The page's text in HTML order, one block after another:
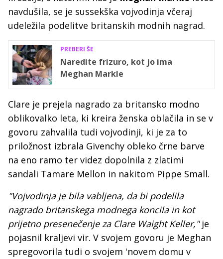
navdušila, se je sussekška vojvodinja včeraj
udeležila podelitve britanskih modnih nagrad.
PREBERI ŠE
Naredite frizuro, kot jo ima
Meghan Markle
Clare je prejela nagrado za britansko modno
oblikovalko leta, ki kreira ženska oblačila in se v
govoru zahvalila tudi vojvodinji, ki je za to
priložnost izbrala Givenchy obleko črne barve
na eno ramo ter videz dopolnila z zlatimi
sandali Tamare Mellon in nakitom Pippe Small.
"Vojvodinja je bila vabljena, da bi podelila
nagrado britanskega modnega koncila in kot
prijetno presenečenje za Clare Waight Keller,"je
pojasnil kraljevi vir. V svojem govoru je Meghan
spregovorila tudi o svojem 'novem domu v